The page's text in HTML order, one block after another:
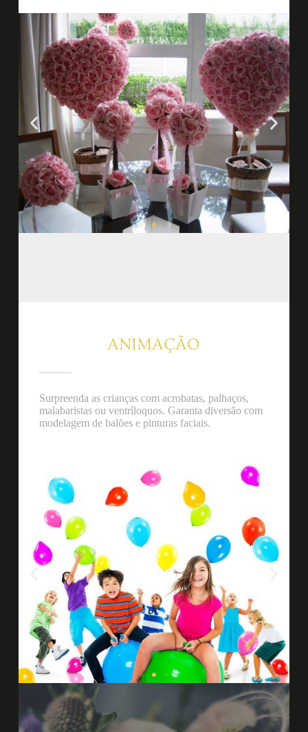
ANIMAÇÃO
Surpreenda as crianças com acrobatas, palhaços,
malabaristas ou ventríloquos. Garanta diversão com
modelagem de balões e pinturas faciais.